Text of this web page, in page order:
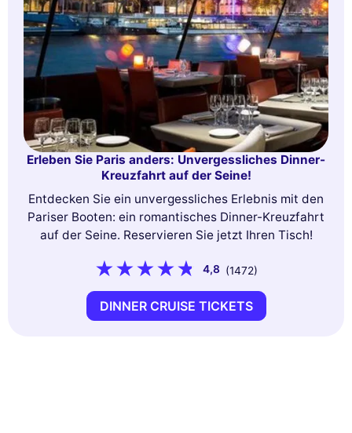
Erleben Sie Paris anders: Unvergessliches Dinner-
Kreuzfahrt auf der Seine!
Entdecken Sie ein unvergessliches Erlebnis mit den
Pariser Booten: ein romantisches Dinner-Kreuzfahrt
auf der Seine. Reservieren Sie jetzt Ihren Tisch!
4,8 (1472)
DINNER CRUISE TICKETS